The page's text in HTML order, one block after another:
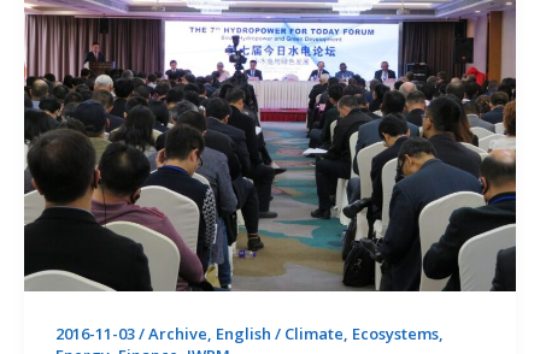
的
绿
色
颂
歌
2016-11-03/Archive, English / Climate, Ecosystems,